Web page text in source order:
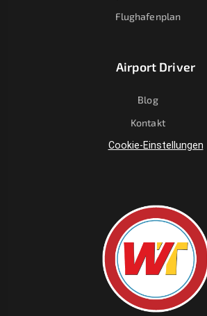
Flughafenplan
Airport Driver
Blog
Kontakt
Cookie-Einstellungen